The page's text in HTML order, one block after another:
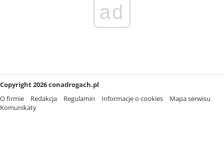
ad
Copyright 2026 conadrogach.pl
O firmie
Redakcja Regulamin Informacje o cookies
Mapa serwisu
Komunikaty